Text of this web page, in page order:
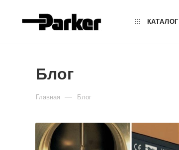
КАТАЛОГ
Блог
Главная — Блог